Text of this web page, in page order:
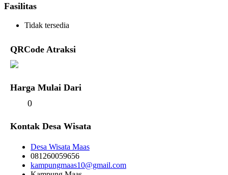
Fasilitas
Tidak tersedia
QRCode Atraksi
Harga Mulai Dari
0
Kontak Desa Wisata
Desa Wisata Maas
081260059656
kampungmaas10@gmail.com